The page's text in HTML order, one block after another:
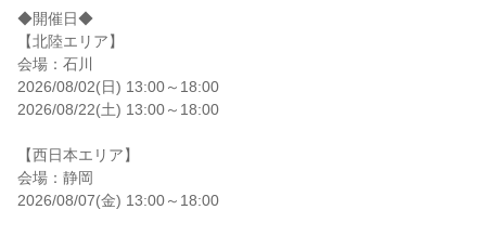
◆開催日◆
【北陸エリア】
会場：石川
2026/08/02(日) 13:00～18:00
2026/08/22(土) 13:00～18:00
【西日本エリア】
会場：静岡
2026/08/07(金) 13:00～18:00